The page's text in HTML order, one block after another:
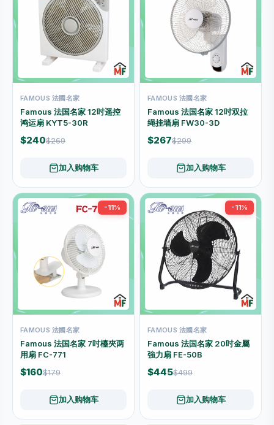
FAMOUS 法國名家
Famous 法国名家 12吋遥控
鸿运扇 KYT5-30R
$240$269
加入购物车
FAMOUS 法國名家
Famous 法国名家 12吋双拉
绳挂墙扇 FW30-3D
$267$299
加入购物车
-11%
FAMOUS 法國名家
Famous 法国名家 7吋檯夾两
用扇 FC-771
$160$179
加入购物车
-11%
FAMOUS 法國名家
Famous 法国名家 20吋金屬
強力扇 FE-50B
$445$499
加入购物车